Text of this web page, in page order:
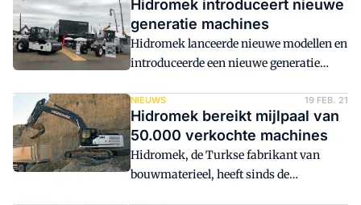
Hidromek introduceert nieuwe
generatie machines
Hidromek lanceerde nieuwe modellen en
introduceerde een nieuwe generatie
2022. Ook heeft het bedrijf tijdens het
evenement een nieuwe cabine met
afstandsbediening, 'Hidromek Opera',
geïntroduceerd.
NIEUWS 19 FEB. 21
Hidromek bereikt mijlpaal van
50.000 verkochte machines
Hidromek, de Turkse fabrikant van
bouwmaterieel, heeft sinds de